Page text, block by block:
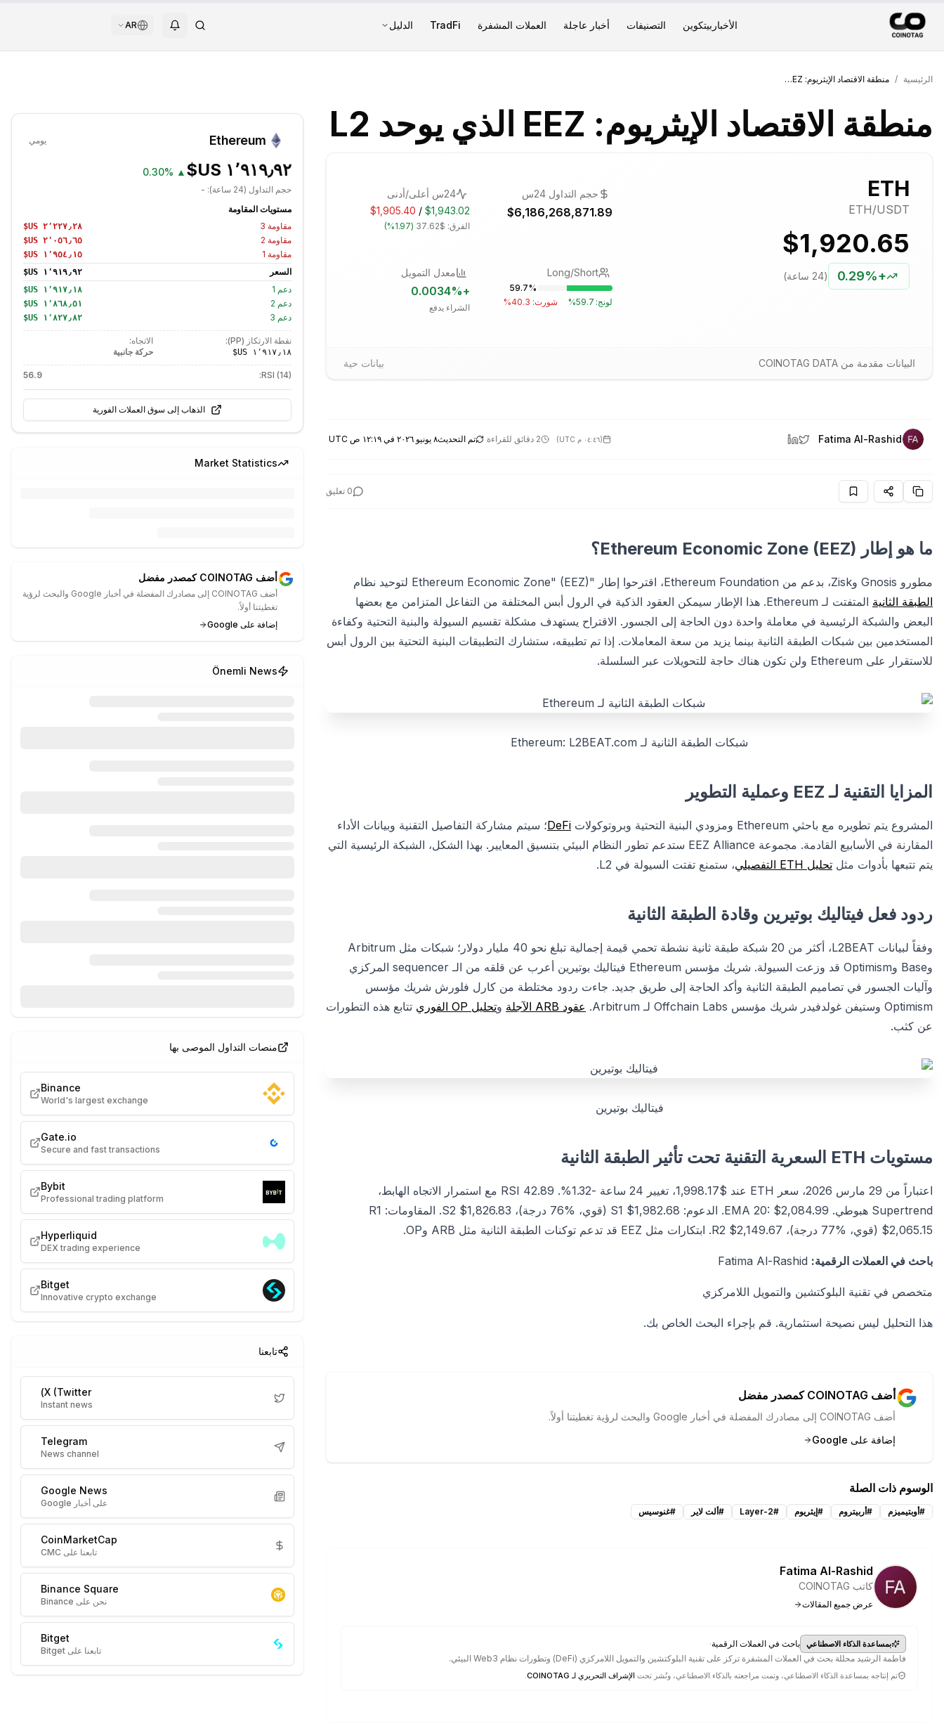
الأخبار بيتكوين التصنيفات أخبار عاجلة العملات المشفرة TradFi الدليل AR
الرئيسية / منطقة الاقتصاد الإيثريوم: EEZ الذي يوحد L2
منطقة الاقتصاد الإيثريوم: EEZ الذي يوحد L2
ETH
ETH/USDT
$1,920.65
+
0.29% (24 ساعة)
حجم التداول 24س
$6,186,268,871.89
24س أعلى/أدنى
$1,943.02
/
$1,905.40
الفرق: $37.62
(
1.97%
)
Long/Short
59.7%
لونج: 59.7
% شورت: 40.3
%
معدل التمويل
+
0.0034%
الشراء يدفع
البيانات مقدمة من COINOTAG DATA بيانات حية
Fatima Al-Rashid
(٠٤:٤٦ م UTC ) 2 دقائق للقراءة تم التحديث٨ يونيو ٢٠٢٦ في ١٢:١٩ ص UTC
0 تعليق
ما هو إطار Ethereum Economic Zone (EEZ)؟
مطورو Gnosis وZisk، بدعم من Ethereum Foundation، اقترحوا إطار "Ethereum Economic Zone" (EEZ) لتوحيد نظام
الطبقة الثانية
المتفتت لـ Ethereum. هذا الإطار سيمكن العقود الذكية في الرول أبس المختلفة من التفاعل المتزامن مع بعضها
البعض والشبكة الرئيسية في معاملة واحدة دون الحاجة إلى الجسور. الاقتراح يستهدف مشكلة تقسيم السيولة والبنية التحتية وكفاءة
المستخدمين بين شبكات الطبقة الثانية بينما يزيد من سعة المعاملات. إذا تم تطبيقه، ستشارك التطبيقات البنية التحتية بين الرول أبس
للاستقرار على Ethereum ولن تكون هناك حاجة للتحويلات عبر السلسلة.
شبكات الطبقة الثانية لـ Ethereum: L2BEAT.com
المزايا التقنية لـ EEZ وعملية التطوير
المشروع يتم تطويره مع باحثي Ethereum ومزودي البنية التحتية وبروتوكولات DeFi؛ سيتم مشاركة التفاصيل التقنية وبيانات الأداء
المقارنة في الأسابيع القادمة. مجموعة EEZ Alliance ستدعم تطور النظام البيئي بتنسيق المعايير. بهذا الشكل، الشبكة الرئيسية التي
يتم تتبعها بأدوات مثل تحليل ETH التفصيلي ، ستمنع تفتت السيولة في L2.
ردود فعل فيتاليك بوتيرين وقادة الطبقة الثانية
وفقاً لبيانات L2BEAT، أكثر من 20 شبكة طبقة ثانية نشطة تحمي قيمة إجمالية تبلغ نحو 40 مليار دولار؛ شبكات مثل Arbitrum
وBase وOptimism قد وزعت السيولة. شريك مؤسس Ethereum فيتاليك بوتيرين أعرب عن قلقه من الـ sequencer المركزي
وآليات الجسور في تصاميم الطبقة الثانية وأكد الحاجة إلى طريق جديد. جاءت ردود مختلطة من كارل فلورش شريك مؤسس
Optimism وستيفن غولدفيدر شريك مؤسس Offchain Labs لـ Arbitrum.
عقود ARB الآجلة وتحليل OP الفوري
تتابع هذه التطورات
عن كثب.
فيتاليك بوتيرين
مستويات ETH السعرية التقنية تحت تأثير الطبقة الثانية
اعتباراً من 29 مارس 2026، سعر ETH عند $1,998.17، تغيير 24 ساعة -1.32%. RSI 42.89 مع استمرار الاتجاه الهابط،
Supertrend هبوطي. EMA 20: $2,084.99. الدعوم: S1 $1,982.68 (قوي، %76 درجة)، S2 $1,826.83. المقاومات: R1
$2,065.15 (قوي، %77 درجة)، R2 $2,149.67. ابتكارات مثل EEZ قد تدعم توكنات الطبقة الثانية مثل ARB وOP.
باحث في العملات الرقمية:
متخصص في تقنية البلوكتشين والتمويل اللامركزي
هذا التحليل ليس نصيحة استثمارية. قم بإجراء البحث الخاص بك.
أضف COINOTAG كمصدر مفضل
أضف COINOTAG إلى مصادرك المفضلة في أخبار Google والبحث لرؤية تغطيتنا أولاً.
إضافة على Google
الوسوم ذات الصلة
#أوبتيميزم #أربيتروم #إيثريوم #
Layer-2
#ألت لاير #غنوسيس
Fatima Al-Rashid
كاتب COINOTAG
عرض جميع المقالات
بمساعدة الذكاء الاصطناعي باحث في العملات الرقمية·
فاطمة الرشيد محللة بحث في العملات المشفرة تركز على تقنية البلوكتشين والتمويل اللامركزي (DeFi) وتطورات نظام Web3 البيئي.
تم إنتاجه بمساعدة الذكاء الاصطناعي، وتمت مراجعته بالذكاء الاصطناعي، ونُشر تحت الإشراف التحريري لـ COINOTAG .
Ethereum يومي
▲
0.30%
حجم التداول (24 ساعة):
-
مستويات المقاومة
مقاومة 3
مقاومة 2
مقاومة 1
السعر
دعم 1
دعم 2
دعم 3
نقطة الارتكاز (PP):
الاتجاه:
حركة جانبية
RSI (14):
56.9
الذهاب إلى سوق العملات الفورية
Market Statistics
أضف COINOTAG كمصدر مفضل
أضف COINOTAG إلى مصادرك المفضلة في أخبار Google والبحث لرؤية
تغطيتنا أولاً.
إضافة على Google
Önemli News
منصات التداول الموصى بها
Binance
World's largest exchange
Gate.io
Secure and fast transactions
Bybit
Professional trading platform
Hyperliquid
DEX trading experience
Bitget
Innovative crypto exchange
تابعنا
X (Twitter)
Instant news
Telegram
News channel
Google News
على أخبار Google
CoinMarketCap
تابعنا على CMC
Binance Square
نحن على Binance
Bitget
تابعنا على Bitget